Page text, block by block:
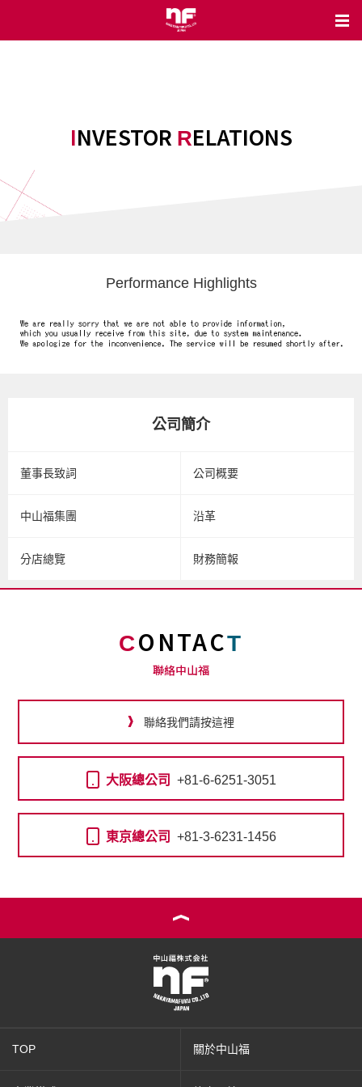
INVESTOR RELATIONS
Performance Highlights
公司簡介
董事長致詞 公司概要
中山福集團 沿革
分店總覽 財務簡報
CONTACT
聯絡中山福
聯絡我們請按這裡
大阪總公司 +81-6-6251-3051
東京總公司 +81-3-6231-1456
TOP 關於中山福